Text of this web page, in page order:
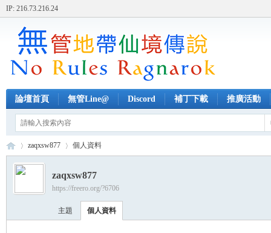
IP: 216.73.216.24
論壇首頁 無管Line@ Discord 補丁下載 推廣活動
›
zaqxsw877 個人資料
zaqxsw877
https://freero.org/?6706
主題 個人資料